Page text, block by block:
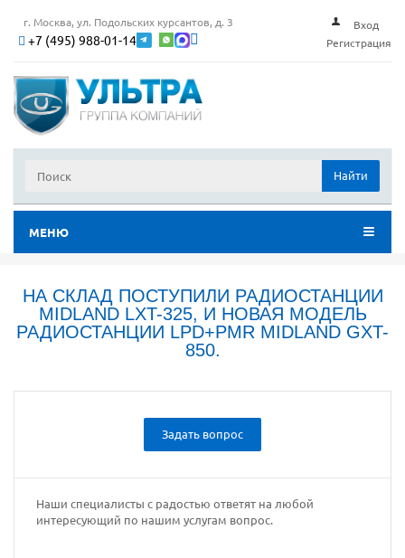
г. Москва, ул. Подольских курсантов, д. 3
+7 (495) 988-01-14
Вход
Регистрация
Найти
МЕНЮ
НА СКЛАД ПОСТУПИЛИ РАДИОСТАНЦИИ
MIDLAND LXT-325, И НОВАЯ МОДЕЛЬ
РАДИОСТАНЦИИ LPD+PMR MIDLAND GXT-
850.
Задать вопрос
Наши специалисты с радостью ответят на любой
интересующий по нашим услугам вопрос.